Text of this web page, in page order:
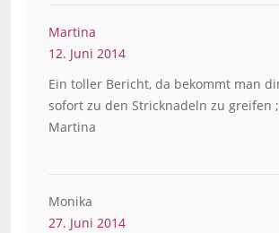
Martina
12. Juni 2014
Ein toller Bericht, da bekommt man
sofort zu den Stricknadeln zu greifen
Martina
Monika
27. Juni 2014